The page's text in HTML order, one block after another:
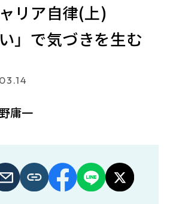
リア自律(上)
」で気づきを生む
庸一